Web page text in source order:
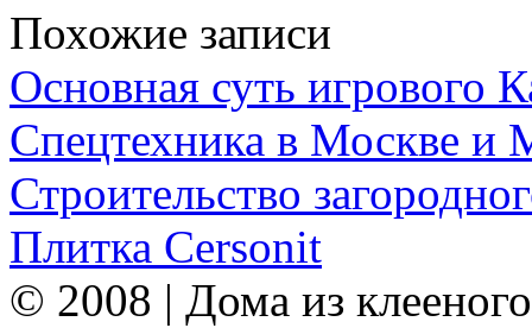
Похожие записи
Основная суть игрового
Спецтехника в Москве и
Строительство
Плитка Cersonit
© 2008 | Дома из